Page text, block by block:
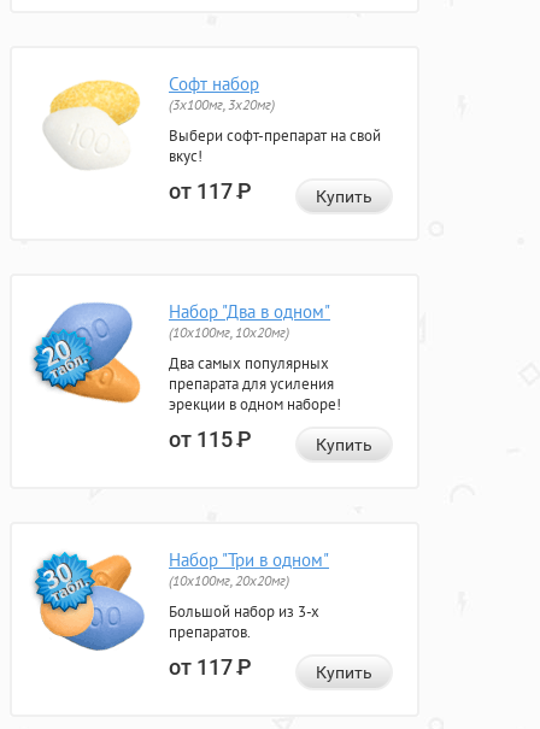
Софт набор
(3x100мг, 3x20мг)
Выбери софт-препарат на свой
вкус!
от 117Р Купить
Набор "Два в одном"
(10x100мг, 10x20мг)
Два самых популярных
препарата для усиления
эрекции в одном наборе!
от 115Р Купить
Набор "Три в одном"
(10x100мг, 20x20мг)
Большой набор из 3-х
препаратов.
от 117Р Купить